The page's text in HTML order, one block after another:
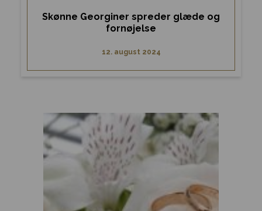
Skønne Georginer spreder glæde og
fornøjelse
12. august 2024